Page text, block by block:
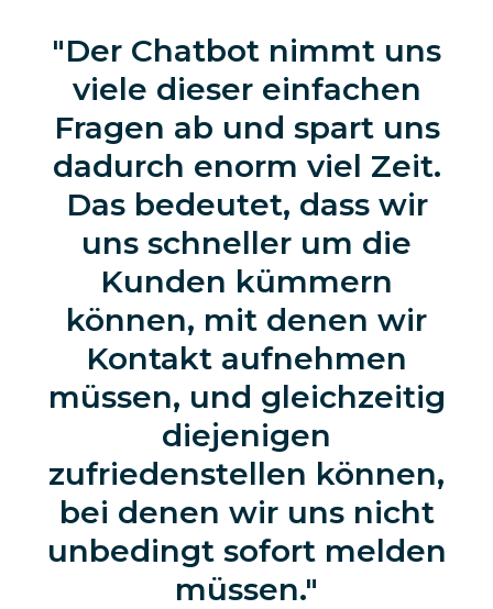
Der Chatbot nimmt uns
viele dieser einfachen
Fragen ab und spart uns
dadurch enorm viel Zeit.
Das bedeutet, dass wir
uns schneller um die
Kunden kümmern
können, mit denen wir
Kontakt aufnehmen
müssen, und gleichzeitig
diejenigen
zufriedenstellen können,
bei denen wir uns nicht
unbedingt sofort melden
müssen.